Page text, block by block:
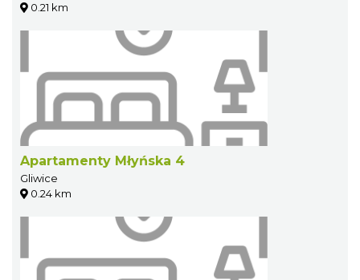
0.21 km
Apartamenty Młyńska 4
Gliwice
0.24 km